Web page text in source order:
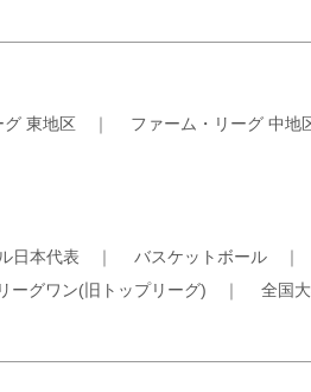
グ 東地区 ｜ ファーム・リーグ 中地
日本代表 ｜ バスケットボール ｜
ーグワン(旧トップリーグ) ｜ 全国